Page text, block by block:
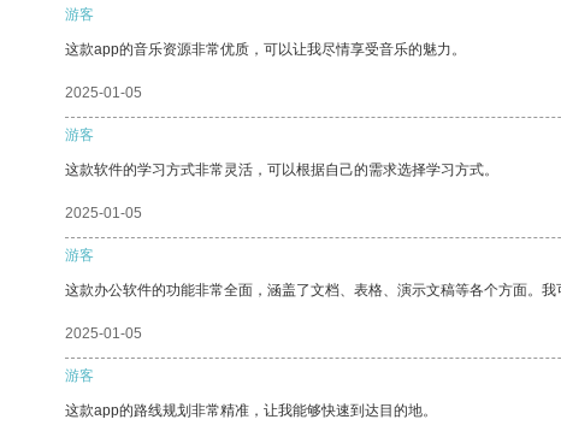
游客
这款app的音乐资源非常优质，可以让我尽情享受音乐的魅力。
2025-01-05
游客
这款软件的学习方式非常灵活，可以根据自己的需求选择学习方式。
2025-01-05
游客
这款办公软件的功能非常全面，涵盖了文档、表格、演示文稿等各个方面。
2025-01-05
游客
这款app的路线规划非常精准，让我能够快速到达目的地。